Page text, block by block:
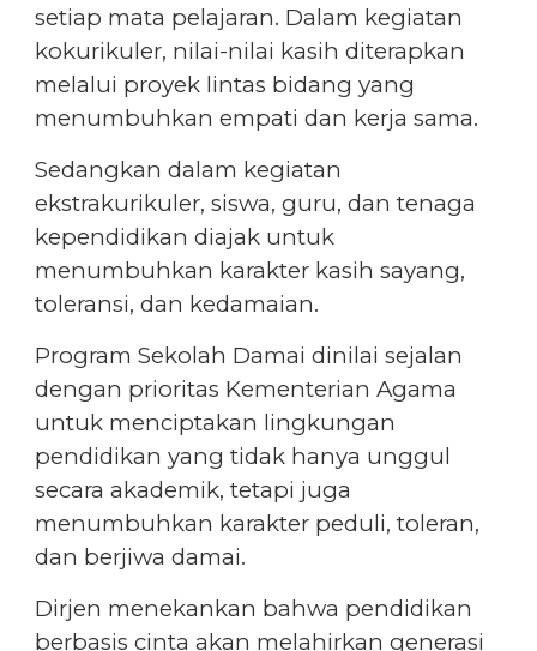
setiap mata pelajaran. Dalam kegiatan
kokurikuler, nilai-nilai kasih diterapkan
melalui proyek lintas bidang yang
menumbuhkan empati dan kerja sama.
Sedangkan dalam kegiatan
ekstrakurikuler, siswa, guru, dan tenaga
kependidikan diajak untuk
menumbuhkan karakter kasih sayang,
toleransi, dan kedamaian.
Program Sekolah Damai dinilai sejalan
dengan prioritas Kementerian Agama
untuk menciptakan lingkungan
pendidikan yang tidak hanya unggul
secara akademik, tetapi juga
menumbuhkan karakter peduli, toleran,
dan berjiwa damai.
Dirjen menekankan bahwa pendidikan
berbasis cinta akan melahirkan generasi